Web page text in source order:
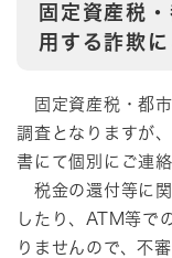
固定資産税
用する詐欺
固定資産税・都市
調査となりますが
書にて個別にご連
税金の還付等に
したり、ATM等で
りませんので、不